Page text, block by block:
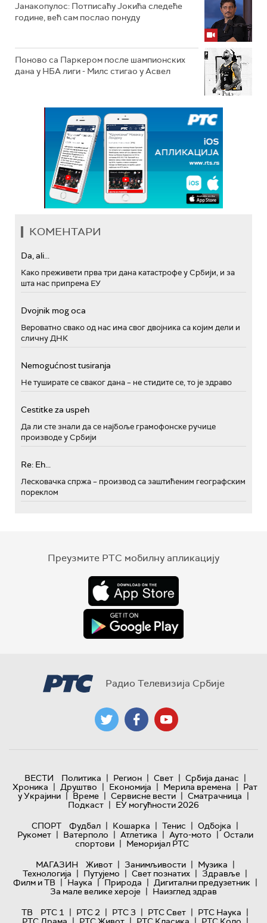
Јанакопулос: Потписаћу Јокића следеће
године, већ сам послао понуду
Поново са Паркером после шампионских
дана у НБА лиги - Милс стигао у Асвел
КОМЕНТАРИ
Da, ali...
Како преживети прва три дана катастрофе у Србији, и за
шта нас припрема ЕУ
Dvojnik mog oca
Вероватно свако од нас има свог двојника са којим дели и
сличну ДНК
Nemogućnost tusiranja
Не туширате се сваког дана – не стидите се, то је здраво
Cestitke za uspeh
Да ли сте знали да се најбоље грамофонске ручице
производе у Србији
Re: Eh...
Лесковачка спржа – производ са заштићеним географским
пореклом
Преузмите РТС мобилну апликацију
Радио Телевизија Србије
ВЕСТИ Политика | Регион | Свет | Србија данас |
Хроника | Друштво | Економија | Мерила времена | Рат
у Украјини | Време | Сервисне вести | Сматрачница |
Подкаст | ЕУ могућности 2026
СПОРТ
Фудбал | Кошарка | Тенис | Одбојка |
Рукомет | Ватерполо | Атлетика | Ауто-мото | Остали
спортови | Меморијал РТС
МАГАЗИН
Живот | Занимљивости | Музика |
Технологијa | Путујемо | Свет познатих | Здравље |
Филм и ТВ | Наука | Природа | Дигитални предузетник |
За мале велике хероје | Наизглед здрав
ТВ
РТС 1 | РТС 2 | РТС 3 | РТС Свет | РТС Наука |